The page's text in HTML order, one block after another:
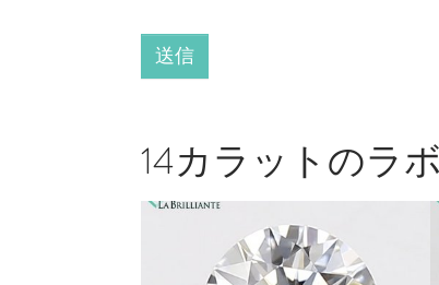
送信
14カラットのラ